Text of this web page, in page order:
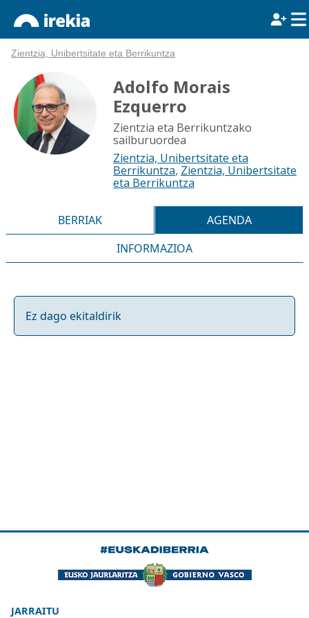
Zientzia, Unibertsitate eta Berrikuntza
Adolfo Morais
Ezquerro
Zientzia eta Berrikuntzako
sailburuordea
Zientzia, Unibertsitate eta
Berrikuntza, Zientzia, Unibertsitate
eta Berrikuntza
BERRIAK
AGENDA
INFORMAZIOA
Ez dago ekitaldirik
JARRAITU